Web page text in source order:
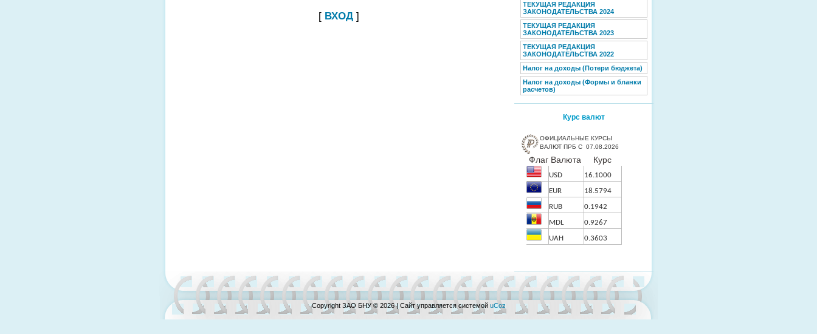
[ ВХОД]
ТЕКУЩАЯ РЕДАКЦИЯ
ЗАКОНОДАТЕЛЬСТВА 2024
ТЕКУЩАЯ РЕДАКЦИЯ
ЗАКОНОДАТЕЛЬСТВА 2023
ТЕКУЩАЯ РЕДАКЦИЯ
ЗАКОНОДАТЕЛЬСТВА 2022
Налог на доходы (Потери бюджета)
Налог на доходы (Формы и бланки
расчетов)
Курс валют
Copyright ЗАО БНУ © 2026| Сайт управляется системой uCoz